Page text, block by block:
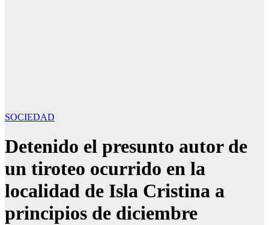
SOCIEDAD
Detenido el presunto autor de
un tiroteo ocurrido en la
localidad de Isla Cristina a
principios de diciembre